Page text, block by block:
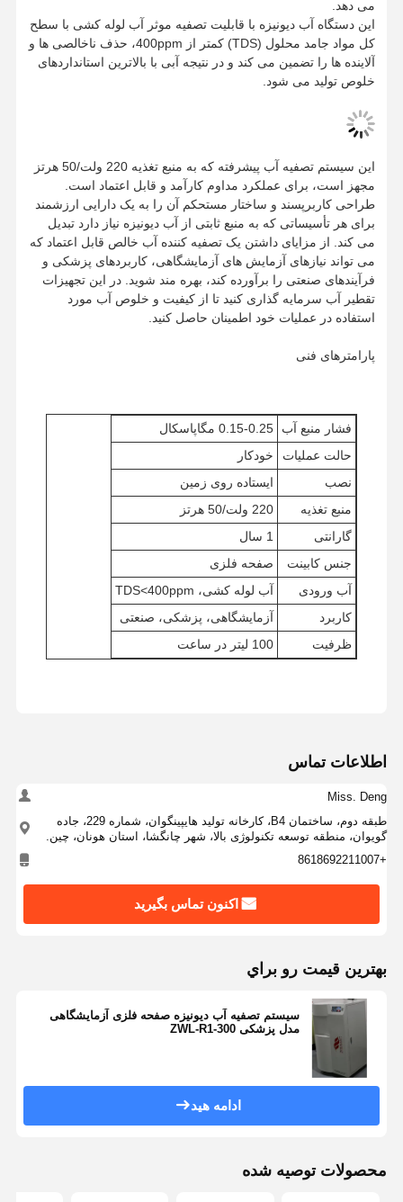
بازدید از
سیستم آب فوق خالص آزمایشگاهی
تجهیزات آب فوق خالص
می دهد.
این دستگاه آب دیونیزه با قابلیت تصفیه موثر آب لوله کشی با سطح
کل مواد جامد محلول (TDS) کمتر از 400ppm، حذف ناخالصی ها و
آلاینده ها را تضمین می کند و در نتیجه آبی با بالاترین استانداردهای
خلوص تولید می شود.
این سیستم تصفیه آب پیشرفته که به منبع تغذیه 220 ولت/50 هرتز
مجهز است، برای عملکرد مداوم کارآمد و قابل اعتماد است.
طراحی کاربرپسند و ساختار مستحکم آن را به یک دارایی ارزشمند
برای هر تأسیساتی که به منبع ثابتی از آب دیونیزه نیاز دارد تبدیل
می کند. از مزایای داشتن یک تصفیه کننده آب خالص قابل اعتماد که
می تواند نیازهای آزمایش های آزمایشگاهی، کاربردهای پزشکی و
فرآیندهای صنعتی را برآورده کند، بهره مند شوید. در این تجهیزات
تقطیر آب سرمایه گذاری کنید تا از کیفیت و خلوص آب مورد
استفاده در عملیات خود اطمینان حاصل کنید.
پارامترهای فنی
فشار منبع آب
0.15-0.25 مگاپاسکال
حالت عملیات
خودکار
نصب
ایستاده روی زمین
منبع تغذیه
220 ولت/50 هرتز
گارانتی
1 سال
جنس کابینت
صفحه فلزی
آب ورودی
آب لوله کشی، TDS<400ppm
کاربرد
آزمایشگاهی، پزشکی، صنعتی
ظرفیت
100 لیتر در ساعت
اطلاعات تماس
Miss. Deng
طبقه دوم، ساختمان B4، کارخانه تولید هایپینگوان، شماره 229، جاده
گویوان، منطقه توسعه تکنولوژی بالا، شهر چانگشا، استان هونان، چین.
+8618692211007
اکنون تماس بگیرید
بهترين قيمت رو براي
سیستم تصفیه آب دیونیزه صفحه فلزی آزمایشگاهی
مدل پزشکی ZWL-R1-300
ادامه هید
محصولات توصیه شده